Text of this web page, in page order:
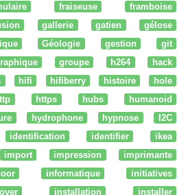
fraiseuse
framboise
gallerie gatien
gélose
Géologie gestion
git
groupe h264
hack
hifi hifiberry histoire
hole
https hubs
humanoid
hydrophone hypnose
I2C
identification identifier
ikea
import impression
imprimante
informatique
initiatives
installation installer